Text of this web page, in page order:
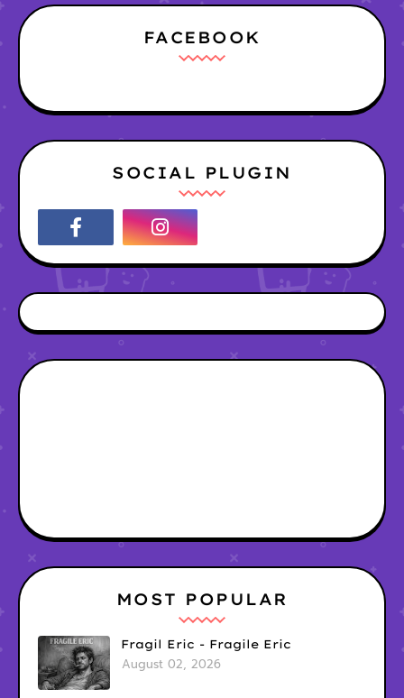
FACEBOOK
SOCIAL PLUGIN
MOST POPULAR
Fragil Eric - Fragile Eric
August 02, 2026